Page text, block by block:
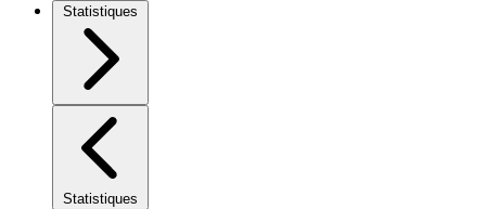
Statistiques
Statistiques